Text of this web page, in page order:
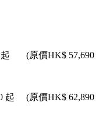
起 (原價HK$ 57,690
起 (原價HK$ 62,890